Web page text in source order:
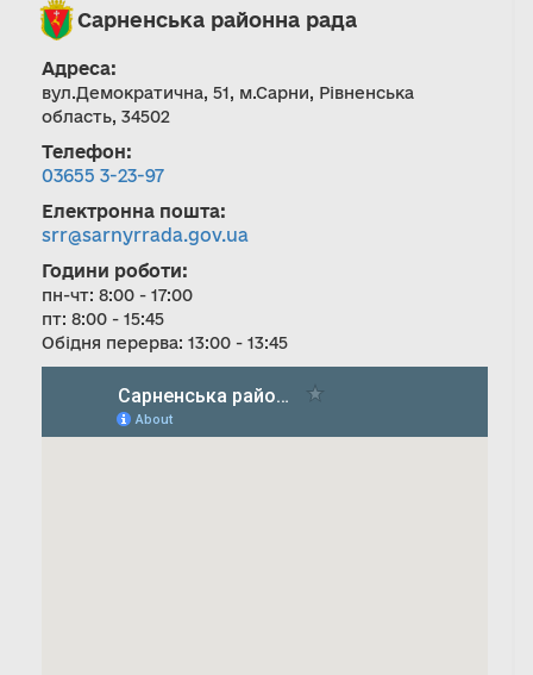
Сарненська районна рада
Адреса:
вул.Демократична, 51, м.Сарни, Рівненська
область, 34502
Телефон:
03655 3-23-97
Електронна пошта:
srr@sarnyrrada.gov.ua
Години роботи:
пн-чт: 8:00 - 17:00
пт: 8:00 - 15:45
Обідня перерва: 13:00 - 13:45